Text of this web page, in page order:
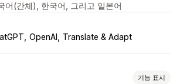
어(간체), 한국어, 그리고 일본어
OpenAI Translate & Adapt
기능 표시